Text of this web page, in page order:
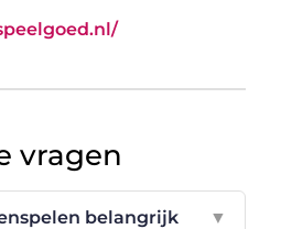
vragen
belangrijk
▼